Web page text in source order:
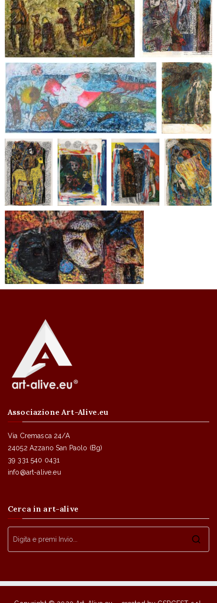
Associazione Art-Alive.eu
Via Cremasca 24/A
24052 Azzano San Paolo (Bg)
39 331 540 0431
info@art-alive.eu
Cerca in art-alive